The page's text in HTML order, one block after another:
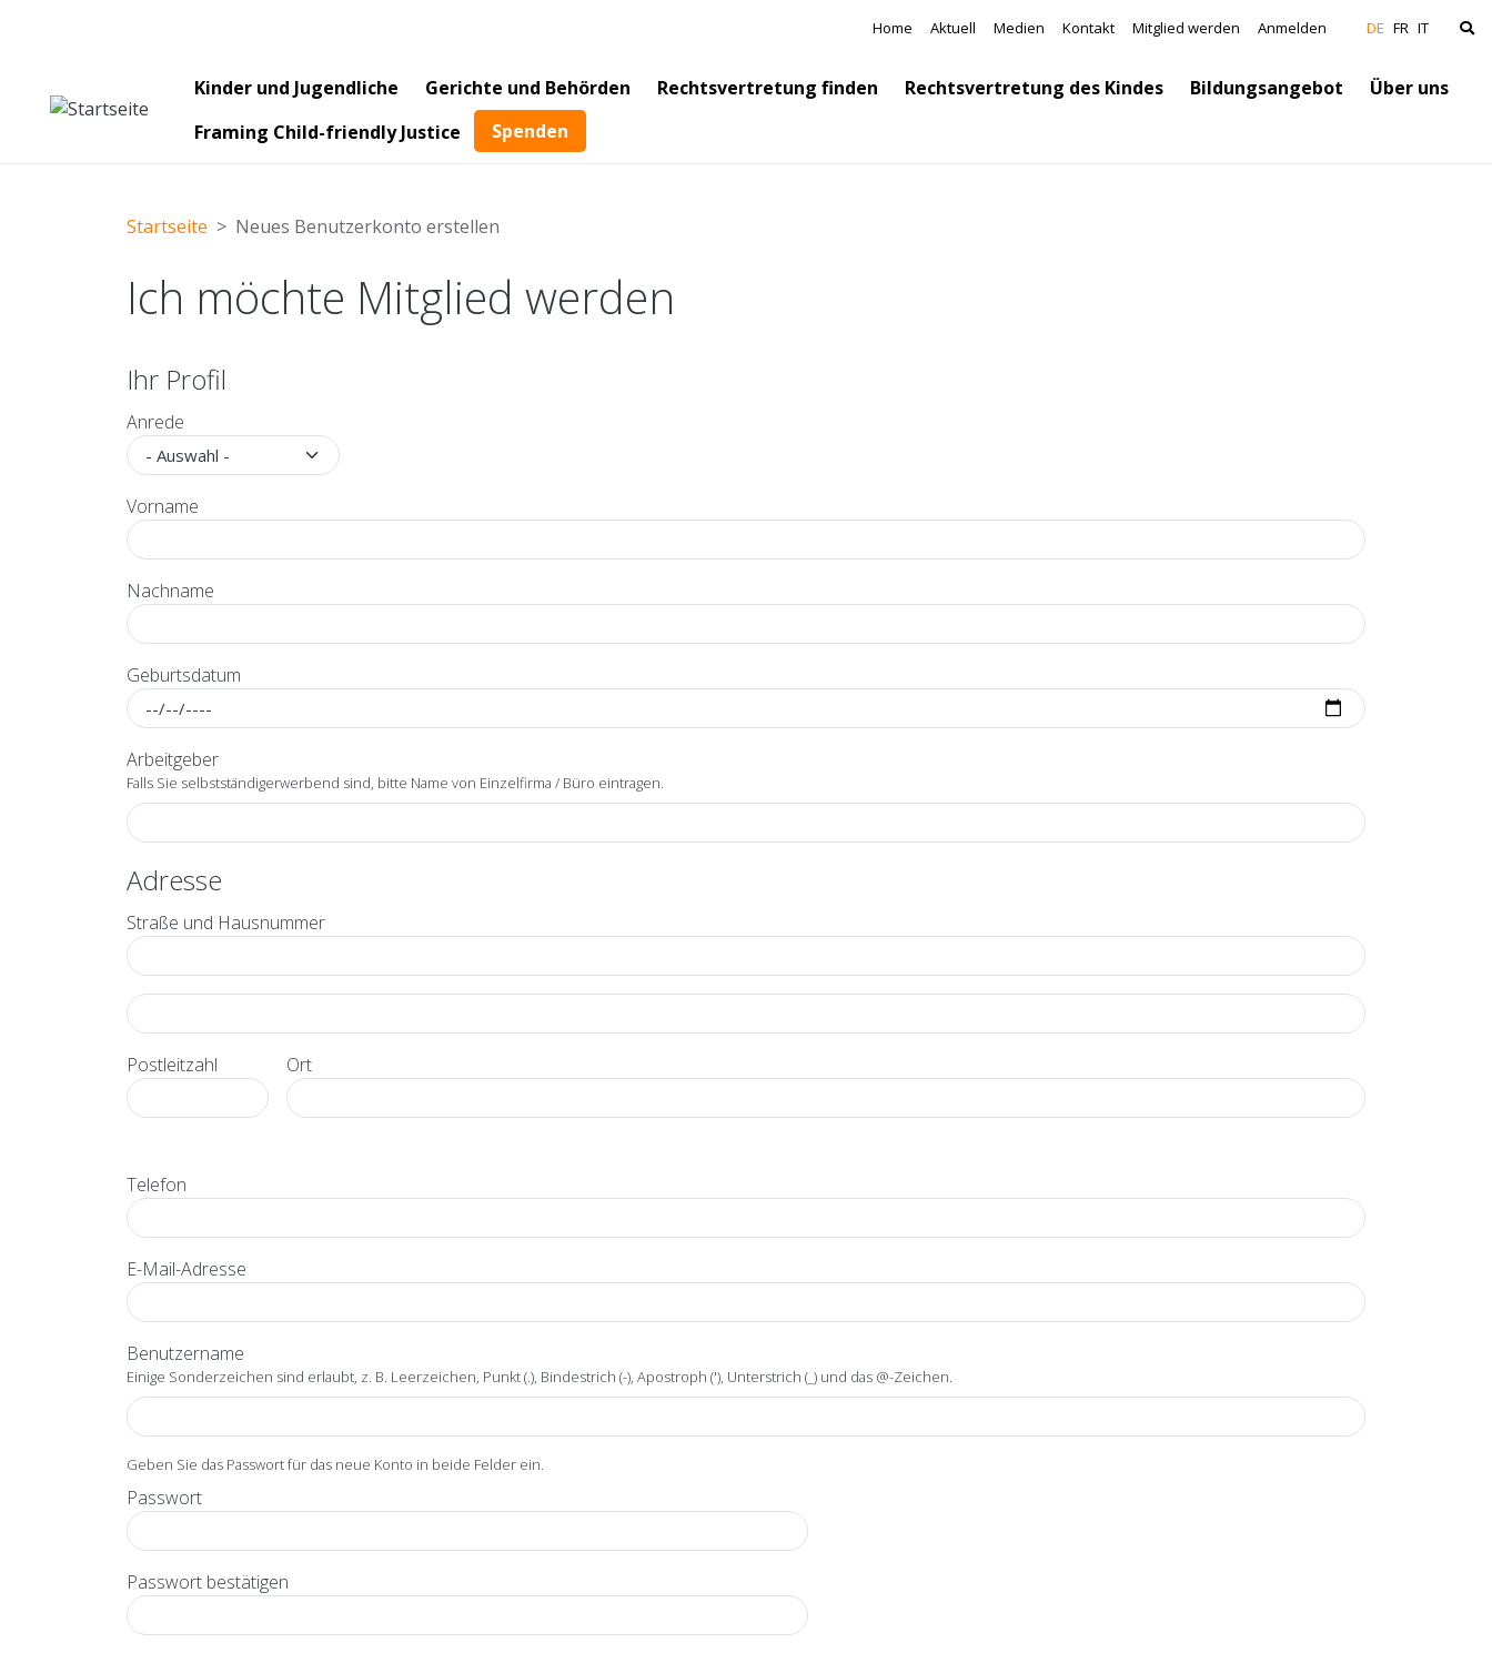
Meta Navigation
Home Aktuell Medien Kontakt Mitglied werden Anmelden DE FR IT
Main navigation
Kinder und Jugendliche Gerichte und Behörden Rechtsvertretung finden Rechtsvertretung des Kindes Bildungsangebot
Über uns
Framing Child-friendly Justice
Spenden
Startseite Neues Benutzerkonto erstellen
Ich möchte Mitglied werden
Ihr Profil
Anrede
Vorname
Nachname
Geburtsdatum
Datum
Arbeitgeber
Falls Sie selbstständigerwerbend sind, bitte Name von Einzelfirma / Büro eintragen.
Adresse
Straße und Hausnummer
Straße und Hausnummer Zeile 3
Postleitzahl Ort
Telefon
E-Mail-Adresse
Benutzername
Einige Sonderzeichen sind erlaubt, z. B. Leerzeichen, Punkt (.), Bindestrich (-), Apostroph ('), Unterstrich (_) und das @-Zeichen.
Geben Sie das Passwort für das neue Konto in beide Felder ein.
Passwort
Passwort bestätigen